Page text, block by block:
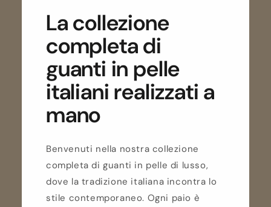
La collezione
completa di
guanti in pelle
italiani realizzati a
mano
Benvenuti nella nostra collezione
completa di guanti in pelle di lusso,
dove la tradizione italiana incontra lo
stile contemporaneo. Ogni paio è